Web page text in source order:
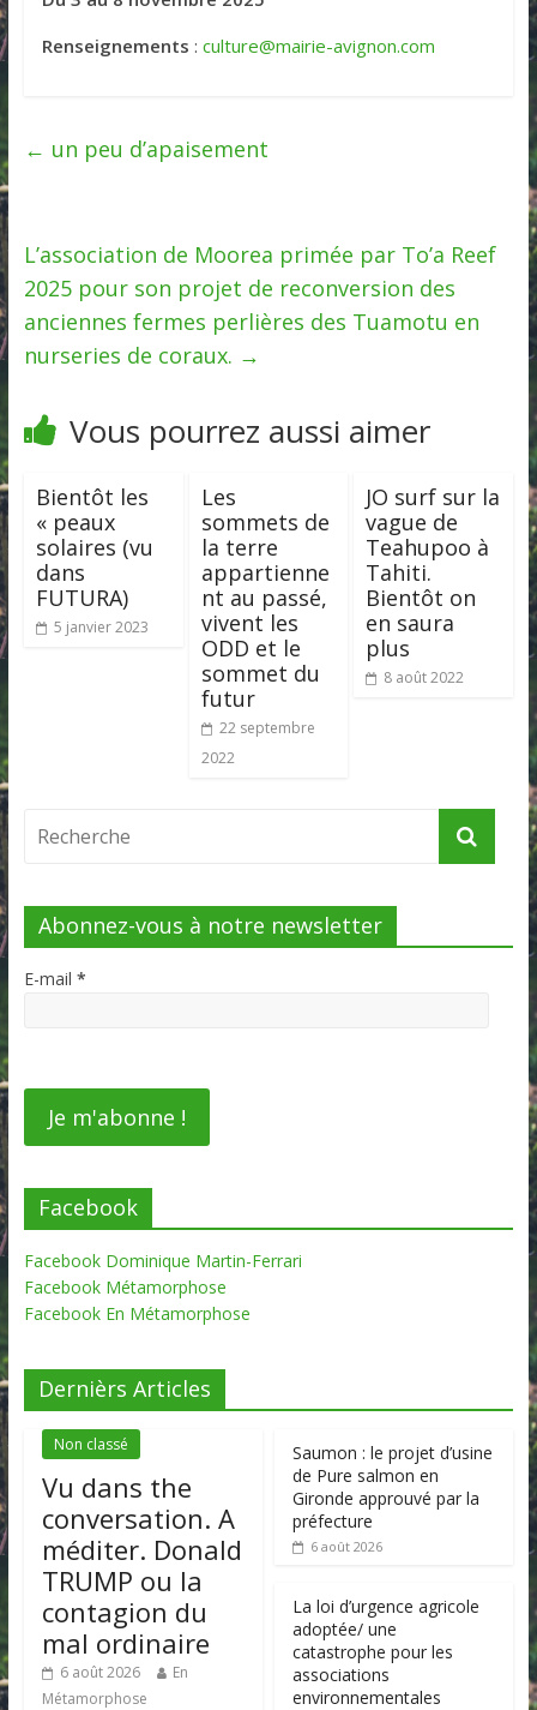
Renseignements : culture@mairie-avignon.com
← un peu d’apaisement
L’association de Moorea primée par To’a Reef
2025 pour son projet de reconversion des
anciennes fermes perlières des Tuamotu en
nurseries de coraux. →
Vous pourrez aussi aimer
Bientôt les
« peaux
solaires (vu
dans
FUTURA)
5 janvier 2023
Les
sommets de
la terre
appartienne
nt au passé,
vivent les
ODD et le
sommet du
futur
22 septembre
2022
JO surf sur la
vague de
Teahupoo à
Tahiti.
Bientôt on
en saura
plus
8 août 2022
Abonnez-vous à notre newsletter
E-mail *
Facebook
Facebook Dominique Martin-Ferrari
Facebook Métamorphose
Facebook En Métamorphose
Dernièrs Articles
Non classé
Vu dans the
conversation. A
méditer. Donald
TRUMP ou la
contagion du
mal ordinaire
6 août 2026
En
Métamorphose
Saumon : le projet d’usine
de Pure salmon en
Gironde approuvé par la
préfecture
6 août 2026
La loi d’urgence agricole
adoptée/ une
catastrophe pour les
associations
environnementales